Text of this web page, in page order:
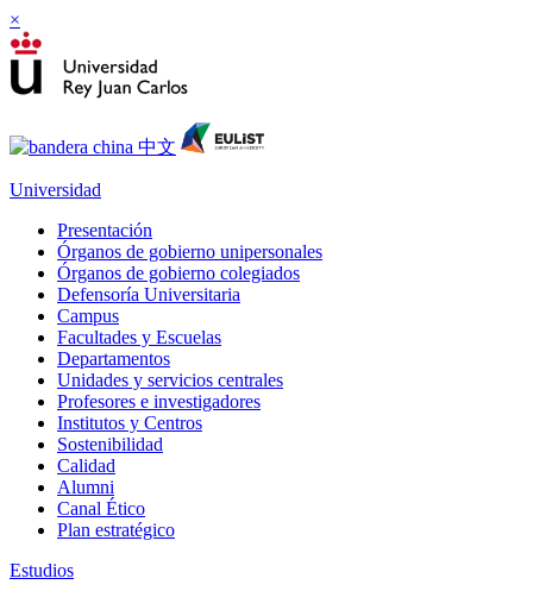
×
Universidad
Presentación
Órganos de gobierno unipersonales
Órganos de gobierno colegiados
Defensoría Universitaria
Campus
Facultades y Escuelas
Departamentos
Unidades y servicios centrales
Profesores e investigadores
Institutos y Centros
Sostenibilidad
Calidad
Alumni
Canal Ético
Plan estratégico
Estudios